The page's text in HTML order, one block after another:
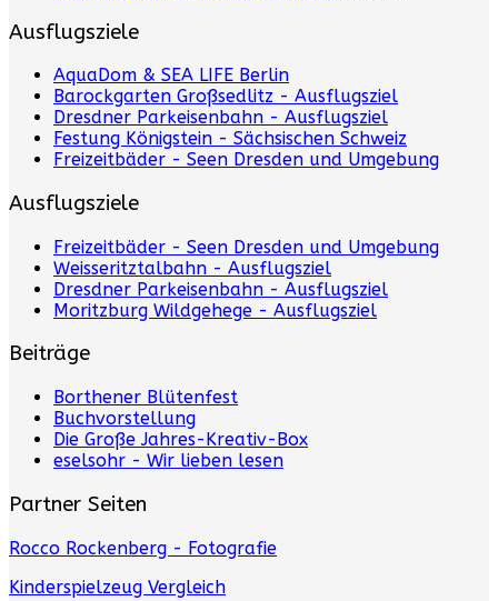
Ausflugsziele
AquaDom & SEA LIFE Berlin
Barockgarten Großsedlitz - Ausflugsziel
Dresdner Parkeisenbahn - Ausflugsziel
Festung Königstein - Sächsischen Schweiz
Freizeitbäder - Seen Dresden und Umgebung
Ausflugsziele
Freizeitbäder - Seen Dresden und Umgebung
Weisseritztalbahn - Ausflugsziel
Dresdner Parkeisenbahn - Ausflugsziel
Moritzburg Wildgehege - Ausflugsziel
Beiträge
Borthener Blütenfest
Buchvorstellung
Die Große Jahres-Kreativ-Box
eselsohr - Wir lieben lesen
Partner Seiten
Rocco Rockenberg - Fotografie
Kinderspielzeug Vergleich